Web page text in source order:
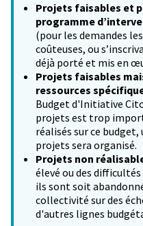
Projets faisables et
programme
(pour les demandes
coûteuses, ou
déjà porté et mis en
Projets faisables
ressources
Budget d'Initiative
projets est trop
réalisés sur ce
projets sera organisé.
Projets non
élevé ou des
ils sont soit
collectivité sur des
d'autres lignes